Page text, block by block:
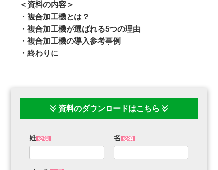
＜資料の内容＞
・複合加工機とは？
・複合加工機が選ばれる5つの理由
・複合加工機の導入参考事例
・終わりに
資料のダウンロードはこちら